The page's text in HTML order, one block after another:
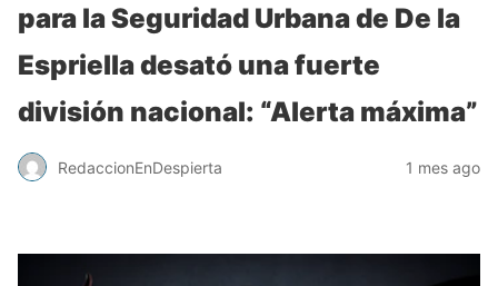
para la Seguridad Urbana de De la
Espriella desató una fuerte
división nacional: “Alerta máxima”
RedaccionEnDespierta 1 mes ago